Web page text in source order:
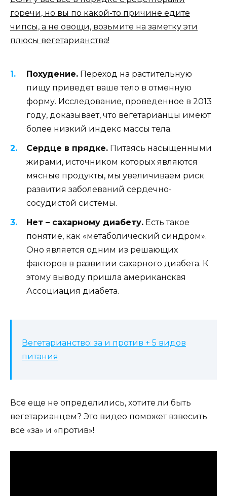
горечи, но вы по какой-то причине едите
чипсы, а не овощи, возьмите на заметку эти
плюсы вегетарианства!
Похудение. Переход на растительную
пищу приведет ваше тело в отменную
форму. Исследование, проведенное в 2013
году, доказывает, что вегетарианцы имеют
более низкий индекс массы тела.
Сердце в прядке. Питаясь насыщенными
жирами, источником которых являются
мясные продукты, мы увеличиваем риск
развития заболеваний сердечно-
сосудистой системы.
Нет – сахарному диабету. Есть такое
понятие, как «метаболический синдром».
Оно является одним из решающих
факторов в развитии сахарного диабета. К
этому выводу пришла американская
Ассоциация диабета.
Вегетарианство: за и против + 5 видов
питания
Все еще не определились, хотите ли быть
вегетарианцем? Это видео поможет взвесить
все «за» и «против»!